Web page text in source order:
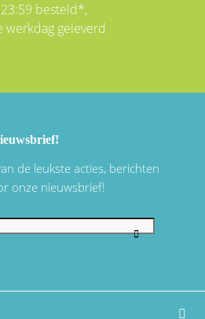
besteld*,
werkdag geleverd
de leukste acties, berichten
onze nieuwsbrief!